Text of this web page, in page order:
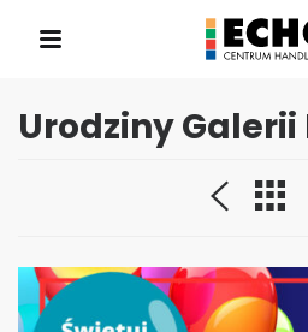
Urodziny Galerii